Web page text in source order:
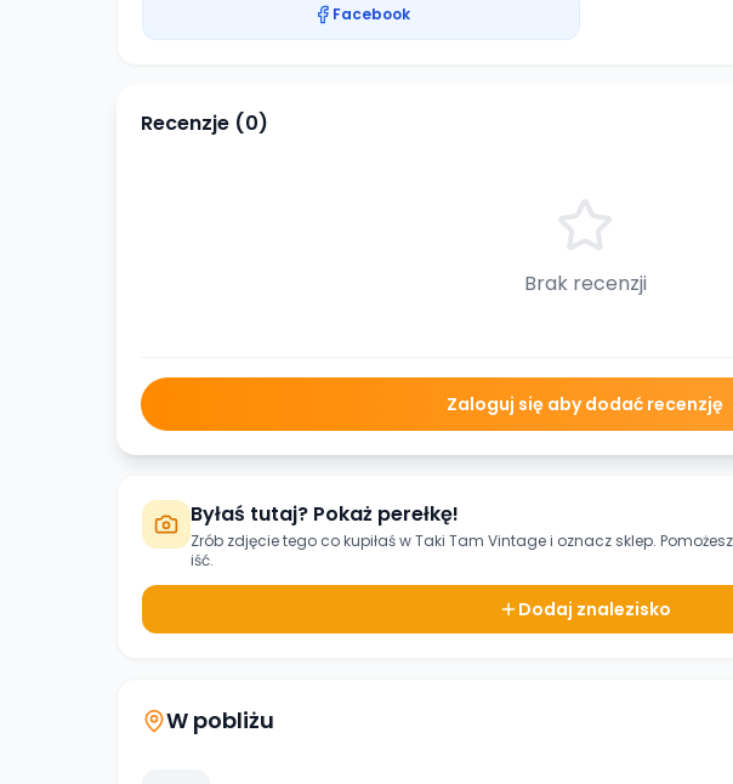
Facebook
Recenzje (0)
Brak recenzji
Zaloguj się aby dodać recenzję
Byłaś tutaj? Pokaż perełkę!
Zrób zdjęcie tego co kupiłaś wTaki Tam Vintagei oznacz sklep.
iść.
Dodaj znalezisko
W pobliżu